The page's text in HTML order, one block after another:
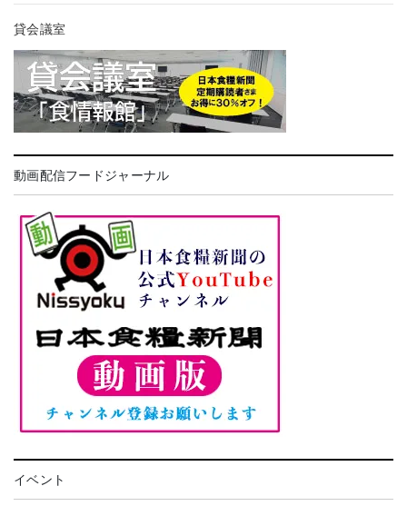
貸会議室
動画配信フードジャーナル
イベント